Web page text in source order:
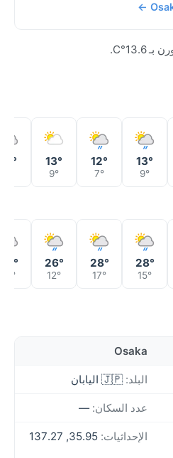
13°
9°
12°
7°
13°
9°
12°
28°
15°
28°
17°
26°
12°
15°
Osaka
البلد: 🇯🇵 اليابان
عدد السكان: —
الإحداثيات: